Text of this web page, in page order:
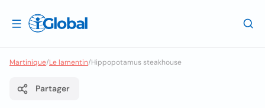
Martinique/Le lamentin/Hippopotamus steakhouse
Partager